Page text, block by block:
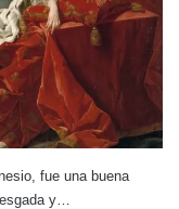
fue una buena
y…